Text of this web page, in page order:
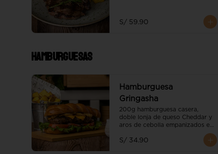
S/ 59.90
Hamburguesas
Hamburguesa
Gringasha
200g hamburguesa casera,
doble lonja de queso Cheddar y
aros de cebolla empanizados en
Acompañado de papas nativas.
S/ 34.90